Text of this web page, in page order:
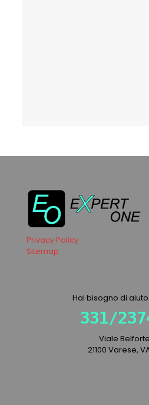
Privacy Policy
Sitemap
Hai bisogno di
331/
Viale Belforte
21100 Varese,